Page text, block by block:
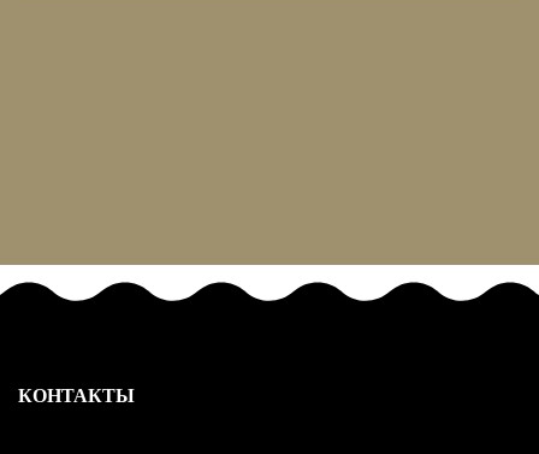
КОНТАКТЫ